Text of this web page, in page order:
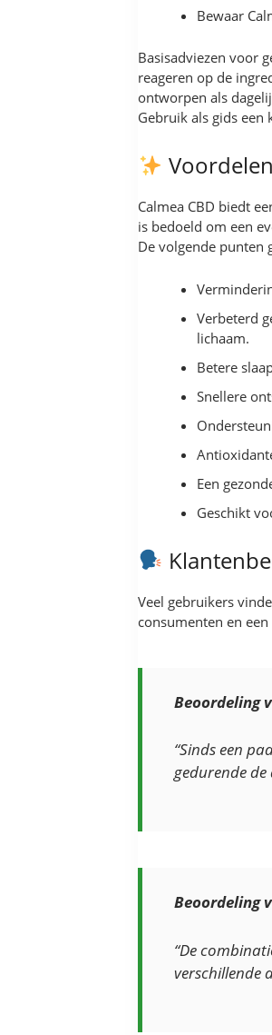
Bewaar
Basisadviezen voor
reageren op de
ontworpen als
Gebruik als gids
Calmea CBD biedt
is bedoeld om een
De volgende punten
Verbeterd
lichaam.
Betere
Snellere
Een
Geschikt
Veel gebruikers
consumenten en
Beoordeling
“Sinds een
gedurende de
Beoordeling
“De
verschillende